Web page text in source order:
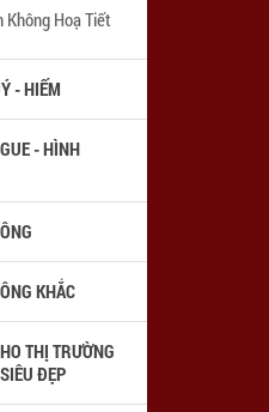
Không Hoạ Tiết
- HIẾM
- HÌNH
KHẮC
THỊ TRƯỜNG
ĐẸP